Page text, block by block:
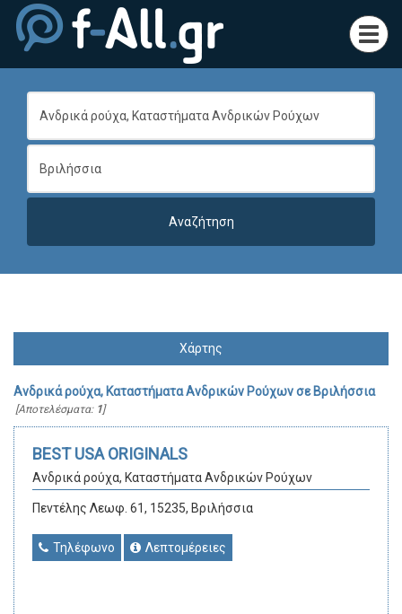
Χάρτης
Ανδρικά ρούχα, Καταστήματα Ανδρικών Ρούχωνσε Βριλήσσια
[Αποτελέσματα: 1]
BEST USA ORIGINALS
Ανδρικά ρούχα, Καταστήματα Ανδρικών Ρούχων
Πεντέλης Λεωφ. 61, 15235, Βριλήσσια
Τηλέφωνο Λεπτομέρειες